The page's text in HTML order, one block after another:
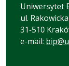
Uniwersytet
ul.
31-510
e-mail: